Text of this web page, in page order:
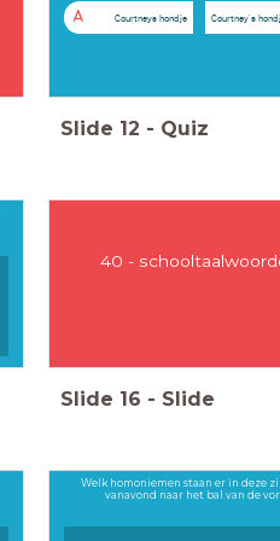
A Courtneys hondje Courtney's
Slide 12 - Quiz
40 -
Slide 16 - Slide
Welk homoniemen staan er in deze
vanavond naar het bal van de